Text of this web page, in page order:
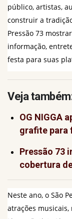
público, artistas,
construir a
Pressão 73
informação,
festa para suas
Veja
OG NIGGA
grafite para
Pressão 73
cobertura
Neste ano, o São
atrações